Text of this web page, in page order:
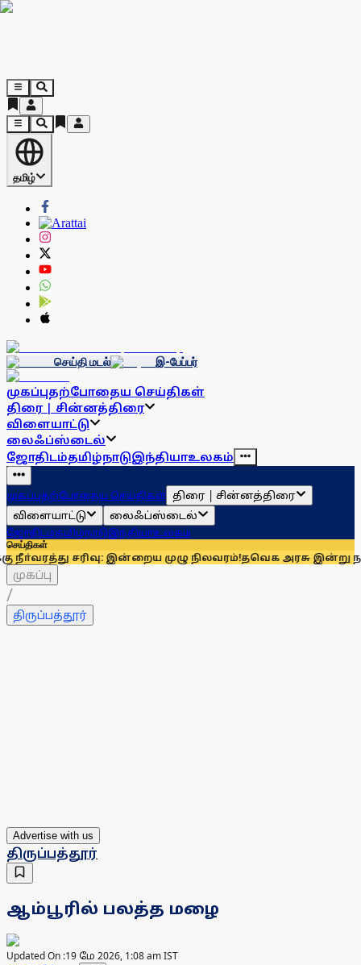
தமிழ்
செய்தி மடல் இ-பேப்பர்
முகப்புதற்போதைய செய்திகள்
திரை | சின்னத்திரை
விளையாட்டு
லைஃப்ஸ்டைல்
ஜோதிடம்தமிழ்நாடுஇந்தியாஉலகம்
முகப்புதற்போதைய செய்திகள் திரை | சின்னத்திரை
விளையாட்டு
லைஃப்ஸ்டைல்
ஜோதிடம்தமிழ்நாடுஇந்தியாஉலகம்
செய்திகள்
இன்றைய முழு நிலவரம்!தவெக அரசு இன்று நடத்தும்
முகப்பு
/
திருப்பத்தூர்
Advertise with us
திருப்பத்தூர்
ஆம்பூரில் பலத்த மழை
Updated On :19 மே 2026, 1:08 am IST